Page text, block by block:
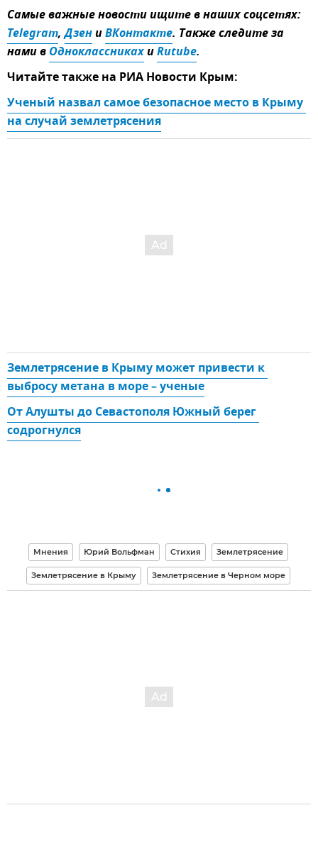
Самые важные новости ищите в наших соцсетях:
Telegram,ДзениВКонтакте. Также следите за
нами вОдноклассникахиRutube.
Читайте также на РИА Новости Крым:
Ученый назвал самое безопасное место в Крыму
на случай землетрясения
Землетрясение в Крыму может привести к
выбросу метана в море – ученые
От Алушты до Севастополя Южный берег
содрогнулся
Мнения Юрий Вольфман Стихия Землетрясение
Землетрясение в Крыму Землетрясение в Черном море